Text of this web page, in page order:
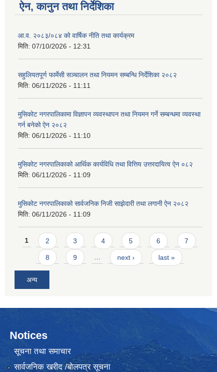
ऐन, कानुन तथा निर्देशिका
आ.व. २०८३/०८४ को वार्षिक नीति तथा कार्यक्रम
मिति: 07/10/2026 - 12:31
सहुलियतपूर्ण फार्मेसी सञ्चालन तथा नियमन सम्बन्धि निर्देशिका २०८२
मिति: 06/11/2026 - 11:11
मुसिकोट नगरपालिकामा विज्ञापन व्यवस्थापन तथा नियमन गर्ने सम्बन्धमा व्यवस्था
गर्न बनेको ऐन २०८२
मिति: 06/11/2026 - 11:10
मुसिकोट नगरपालिकाको आर्थिक कार्यविधि तथा वित्तिय उत्तरदायित्व ऐन ०८२
मिति: 06/11/2026 - 11:09
मुसिकोट नगरपालिकाको सार्वजनिक निजी साझेदारी तथा लगानी ऐन २०८२
मिति: 06/11/2026 - 11:09
Pages
1 2 3 4 5 6 7
8 9 … next › last »
अन्य
Notices
सूचना तथा समाचार
सार्वजनिक खरीद /बोलपत्र सूचना